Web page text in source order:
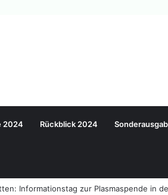
2024 Rückblick 2024
Informationstag zur Plasmaspende in